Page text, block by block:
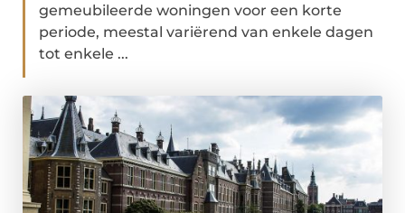
gemeubileerde woningen voor een korte
periode, meestal variërend van enkele dagen
tot enkele ...